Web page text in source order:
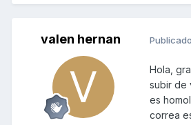
valen hernan Publicado
Hola,
subir de
es
correa